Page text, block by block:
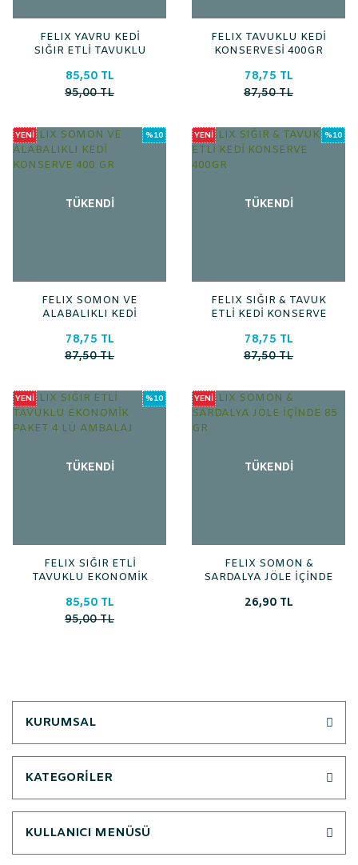
FELIX YAVRU KEDİ
SIĞIR ETLİ TAVUKLU
AMBALAJ
85,50 TL
95,00 TL
FELIX TAVUKLU KEDİ
KONSERVESİ 400GR
78,75 TL
87,50 TL
YENİ %10
TÜKENDİ
FELIX SOMON VE
ALABALIKLI KEDİ
78,75 TL
87,50 TL
YENİ %10
TÜKENDİ
FELIX SIĞIR & TAVUK
ETLİ KEDİ KONSERVE
78,75 TL
87,50 TL
YENİ %10
TÜKENDİ
FELIX SIĞIR ETLİ
TAVUKLU EKONOMİK
85,50 TL
95,00 TL
YENİ
TÜKENDİ
FELIX SOMON &
SARDALYA JÖLE İÇİNDE
26,90 TL
KURUMSAL
KATEGORİLER
KULLANICI MENÜSÜ